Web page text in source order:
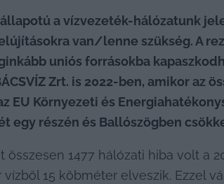
a vízvezeték-hálózatunk
van/lenne szükség. A
uniós forrásokba
Zrt. is 2022-ben, amikor az
Környezeti és
egy részén és Ballószögben
összesen 1477 hálózati hiba volt a
15 köbméter elveszik. Ezzel